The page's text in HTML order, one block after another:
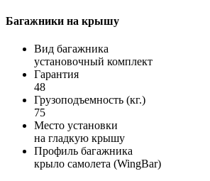
Багажники на крышу
Вид багажника
установочный комплект
Гарантия
48
Грузоподъемность (кг.)
75
Место установки
на гладкую крышу
Профиль багажника
крыло самолета (WingBar)